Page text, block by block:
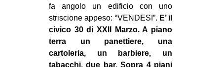
fa angolo un edificio con uno
striscione appeso: “VENDESI”. E’ il
civico 30 di XXII Marzo. A piano
terra un panettiere, una
cartoleria, un barbiere, un
tabacchi, due bar. Sopra 4 piani